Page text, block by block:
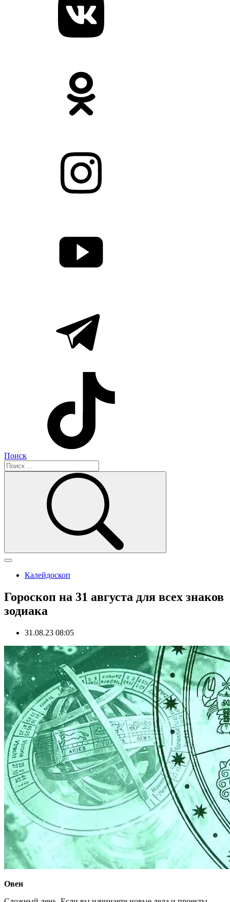
Поиск
Калейдоскоп
Гороскоп на 31 августа для всех знаков
зодиака
31.08.23 08:05
Овен